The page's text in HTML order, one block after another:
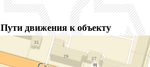
Пути движения к объекту